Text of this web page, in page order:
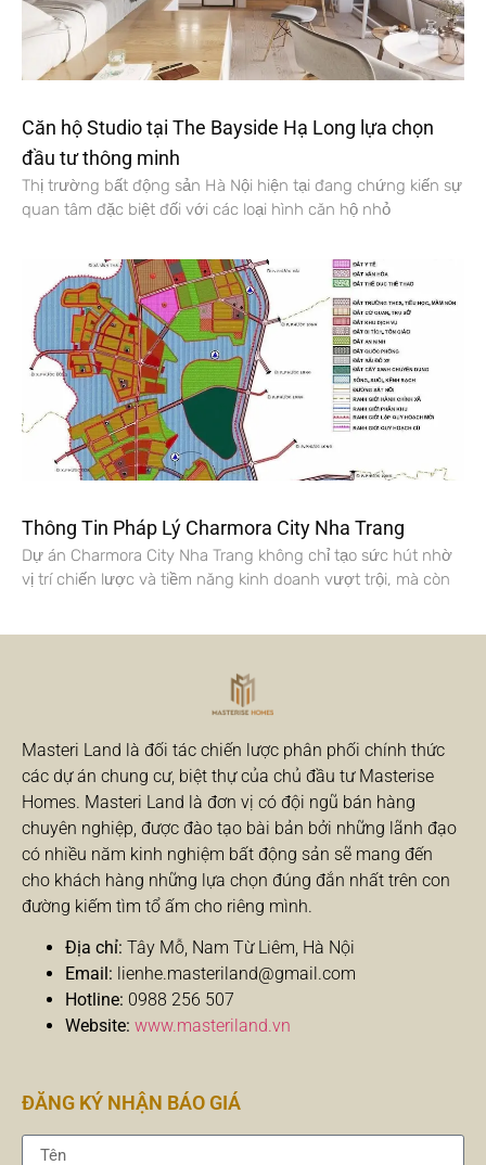
Căn hộ Studio tại The Bayside Hạ Long lựa chọn
đầu tư thông minh
Thị trường bất động sản Hà Nội hiện tại đang chứng kiến sự
quan tâm đặc biệt đối với các loại hình căn hộ nhỏ
Thông Tin Pháp Lý Charmora City Nha Trang
Dự án Charmora City Nha Trang không chỉ tạo sức hút nhờ
vị trí chiến lược và tiềm năng kinh doanh vượt trội, mà còn
Masteri Land là đối tác chiến lược phân phối chính thức
các dự án chung cư, biệt thự của chủ đầu tư Masterise
Homes. Masteri Land là đơn vị có đội ngũ bán hàng
chuyên nghiệp, được đào tạo bài bản bởi những lãnh đạo
có nhiều năm kinh nghiệm bất động sản sẽ mang đến
cho khách hàng những lựa chọn đúng đắn nhất trên con
đường kiếm tìm tổ ấm cho riêng mình.
Địa chỉ: Tây Mỗ, Nam Từ Liêm, Hà Nội
Email: lienhe.masteriland@gmail.com
Hotline: 0988 256 507
Website: www.masteriland.vn
ĐĂNG KÝ NHẬN BÁO GIÁ